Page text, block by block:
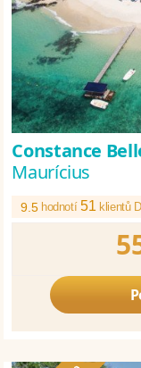
Constance
Maurícius
9.5 hodnotí51klientů